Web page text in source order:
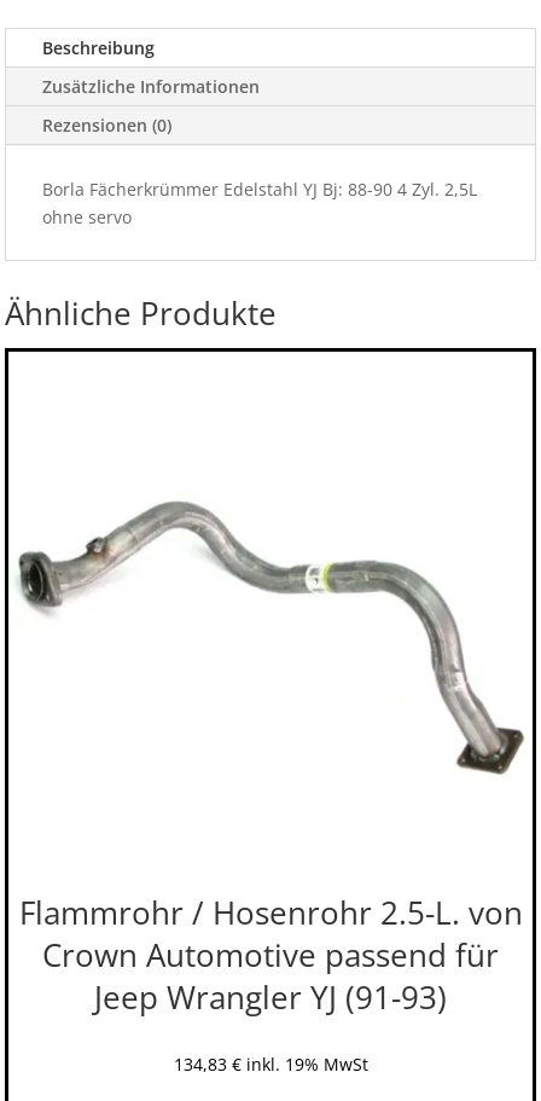
ohne
servo
Zyl.
Beschreibung
Zusätzliche Informationen
Rezensionen (0)
Borla Fächerkrümmer Edelstahl YJ Bj: 88-90 4 Zyl. 2,5L
ohne servo
Ähnliche Produkte
Flammrohr / Hosenrohr 2.5-L. von
Crown Automotive passend für
Jeep Wrangler YJ (91-93)
134,83 € inkl. 19% MwSt